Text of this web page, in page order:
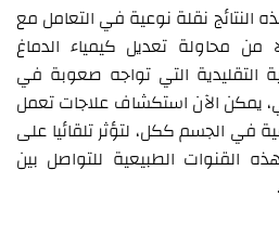
النتائج نقلة نوعية في التعامل مع
من محاولة تعديل كيمياء الدماغ
التقليدية التي تواجه صعوبة في
يمكن الآن استكشاف علاجات تعمل
في الجسم ككل، لتؤثر تلقائيا على
القنوات الطبيعية للتواصل بين